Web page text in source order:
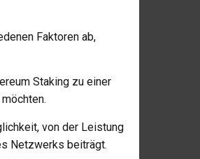
Faktoren ab,
Staking zu einer
von der Leistung
Netzwerks beiträgt.